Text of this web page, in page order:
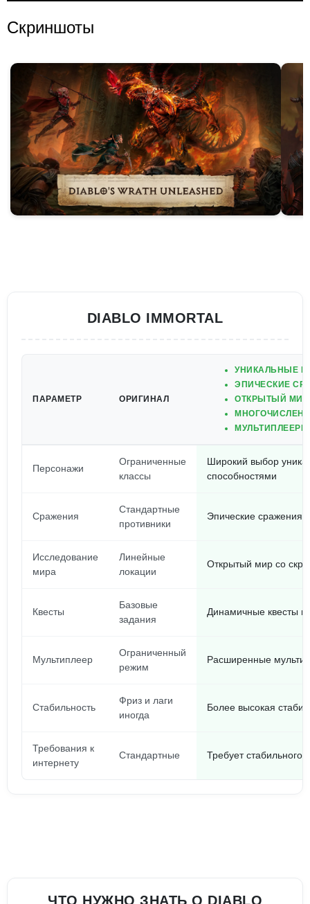
Скриншоты
DIABLO IMMORTAL
ПАРАМЕТР ОРИГИНАЛ
УНИКАЛЬНЫЕ
ЭПИЧЕСКИЕ
ОТКРЫТЫЙ
Персонажи
Ограниченные
классы
Широкий выбор
способностями
Сражения
Стандартные
противники
Эпические сражения
Исследование
мира
Линейные
локации
Открытый мир со
Квесты
Базовые
задания
Динамичные квесты и
Мультиплеер
Ограниченный
режим
Расширенные
Стабильность
Фриз и лаги
иногда
Более высокая
Требования к
интернету
Стандартные Требует стабильного
ЧТО НУЖНО ЗНАТЬ О DIABLO